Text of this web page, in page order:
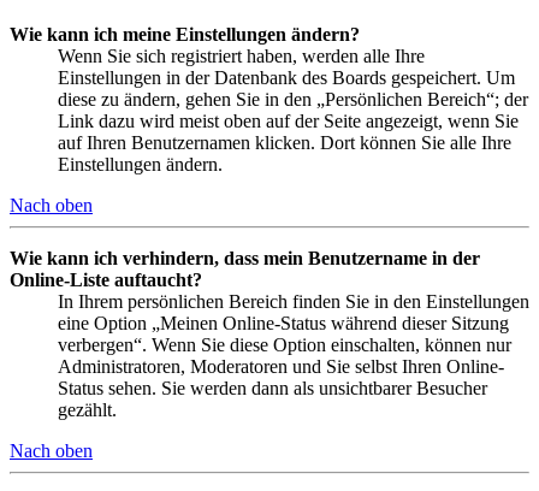
Wie kann ich meine Einstellungen ändern?
Wenn Sie sich registriert haben, werden alle Ihre
Einstellungen in der Datenbank des Boards gespeichert. Um
diese zu ändern, gehen Sie in den „Persönlichen Bereich“; der
Link dazu wird meist oben auf der Seite angezeigt, wenn Sie
auf Ihren Benutzernamen klicken. Dort können Sie alle Ihre
Einstellungen ändern.
Nach oben
Wie kann ich verhindern, dass mein Benutzername in der
Online-Liste auftaucht?
In Ihrem persönlichen Bereich finden Sie in den Einstellungen
eine Option „Meinen Online-Status während dieser Sitzung
verbergen“. Wenn Sie diese Option einschalten, können nur
Administratoren, Moderatoren und Sie selbst Ihren Online-
Status sehen. Sie werden dann als unsichtbarer Besucher
gezählt.
Nach oben